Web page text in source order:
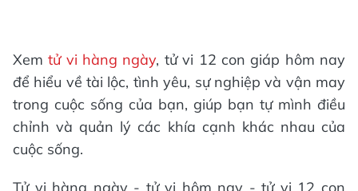
Xemtử vi hàng ngày, tử vi 12 con giáp hôm nay
để hiểu về tài lộc, tình yêu, sự nghiệp và vận may
trong cuộc sống của bạn, giúp bạn tự mình điều
chỉnh và quản lý các khía cạnh khác nhau của
cuộc sống.